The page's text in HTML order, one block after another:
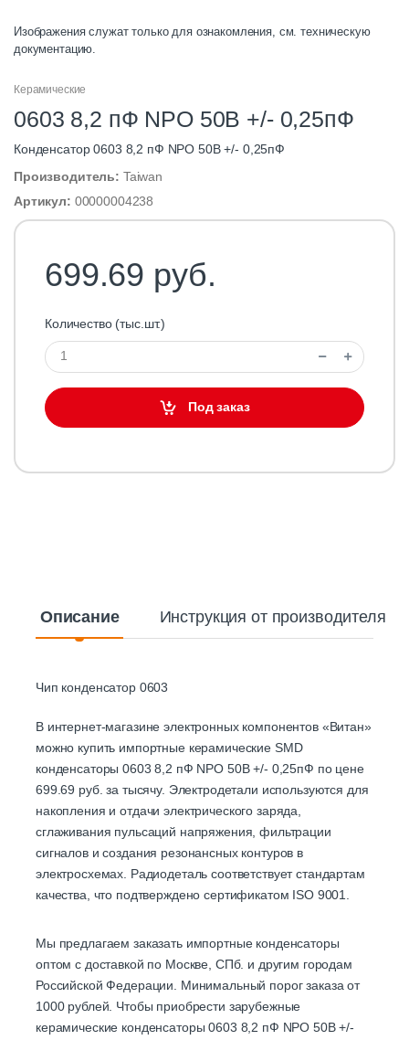
Изображения служат только для ознакомления, см. техническую
документацию.
Керамические
0603 8,2 пФ NPO 50В +/- 0,25пФ
Конденсатор 0603 8,2 пФ NPO 50В +/- 0,25пФ
Производитель: Taiwan
Артикул: 00000004238
699.69 руб.
Количество (тыс.шт.)
Под заказ
Описание Инструкция от производителя
Чип конденсатор 0603
В интернет-магазине электронных компонентов «Витан»
можно купить импортные керамические SMD
конденсаторы 0603 8,2 пФ NPO 50В +/- 0,25пФ по цене
699.69 руб. за тысячу. Электродетали используются для
накопления и отдачи электрического заряда,
сглаживания пульсаций напряжения, фильтрации
сигналов и создания резонансных контуров в
электросхемах. Радиодеталь соответствует стандартам
качества, что подтверждено сертификатом ISO 9001.
Мы предлагаем заказать импортные конденсаторы
оптом с доставкой по Москве, СПб. и другим городам
Российской Федерации. Минимальный порог заказа от
1000 рублей. Чтобы приобрести зарубежные
керамические конденсаторы 0603 8,2 пФ NPO 50В +/-